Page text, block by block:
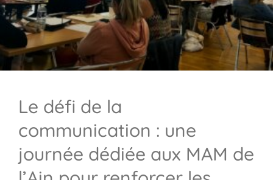
Le défi de la
communication : une
journée dédiée aux MAM de